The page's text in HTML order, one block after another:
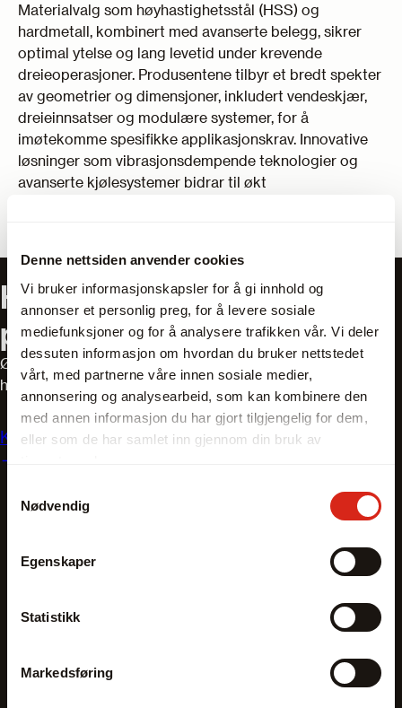
Denne nettsiden anvender cookies
Vi bruker informasjonskapsler for å gi innhold og
annonser et personlig preg, for å levere sosiale
mediefunksjoner og for å analysere trafikken vår. Vi deler
dessuten informasjon om hvordan du bruker nettstedet
vårt, med partnerne våre innen sosiale medier,
annonsering og analysearbeid, som kan kombinere den
med annen informasjon du har gjort tilgjengelig for dem,
eller som de har samlet inn gjennom din bruk av
Nødvendig
Egenskaper
Statistikk
Markedsføring
Materialvalg som høyhastighetsstål (HSS) og
hardmetall, kombinert med avanserte belegg, sikrer
optimal ytelse og lang levetid under krevende
dreieoperasjoner. Produsentene tilbyr et bredt spekter
av geometrier og dimensjoner, inkludert vendeskjær,
dreieinnsatser og modulære systemer, for å
imøtekomme spesifikke applikasjonskrav. Innovative
løsninger som vibrasjonsdempende teknologier og
avanserte kjølesystemer bidrar til økt
Har du spørsmål om våre
produkter?
Ønsker du hjelp til å finne riktig utstyr? Våre salgsteknikere
har mange års erfaring og er eksperter innen bransjen.
Kontakt oss